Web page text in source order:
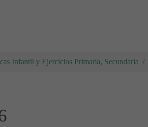
Infantil y Ejercicios Primaria, Secundaria